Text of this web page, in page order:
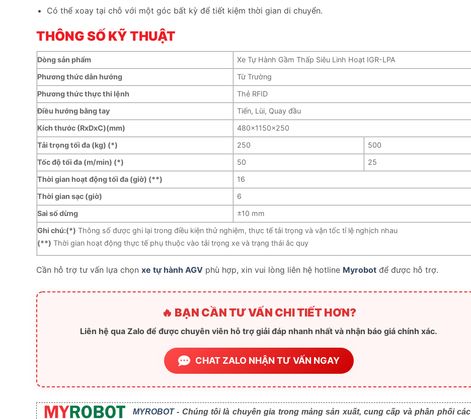
Có thể xoay tại chỗ với một góc bất kỳ để tiết kiệm thời gian di chuyển.
THÔNG SỐ KỸ THUẬT
Dòng sản phẩm
Xe Tự Hành Gầm Thấp Siêu Linh Hoạt IGR-LPA
Phương thức dẫn hướng
Từ Trường
Phương thức thực thi lệnh
Thẻ RFID
Điều hướng bằng tay
Tiến, Lùi, Quay đầu
Kích thước (RxDxC)(mm)
480x1150x250
Tải trọng tối đa (kg) (*)
250
500
Tốc độ tối đa (m/min) (*)
50
25
Thời gian hoạt động tối đa (giờ) (**)
16
Thời gian sạc (giờ)
6
Sai số dừng
±10 mm
Ghi chú:(*) Thông số được ghi lại trong điều kiện thử nghiệm, thực tế tải trọng và vận tốc tỉ lệ nghịch nhau
(**) Thời gian hoạt động thực tế phụ thuộc vào tải trọng xe và trạng thái ắc quy
Cần hỗ trợ tư vấn lựa chọn xe tự hành AGV phù hợp, xin vui lòng liên hệ hotline Myrobot để được hỗ trợ.
🔥 BẠN CẦN TƯ VẤN CHI TIẾT HƠN?
Liên hệ qua Zalo để được chuyên viên hỗ trợ giải đáp nhanh nhất và nhận báo giá chính xác.
CHAT ZALO NHẬN TƯ VẤN NGAY
MYROBOT- Chúng tôi là chuyên gia trong mảng sản xuất, cung cấp và phân phối các